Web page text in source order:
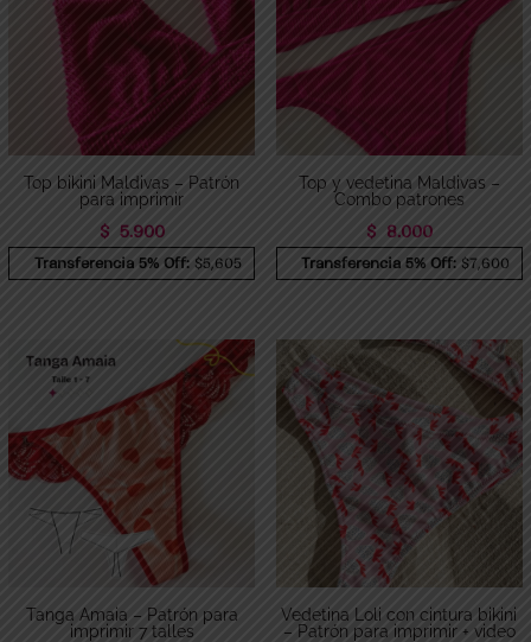
Top bikini Maldivas – Patrón
para imprimir
$ 5.900
Transferencia 5% Off: $5,605
Top y vedetina Maldivas –
Combo patrones
$ 8.000
Transferencia 5% Off: $7,600
Tanga Amaia – Patrón para
imprimir 7 talles
Vedetina Loli con cintura bikini
– Patrón para imprimir + video